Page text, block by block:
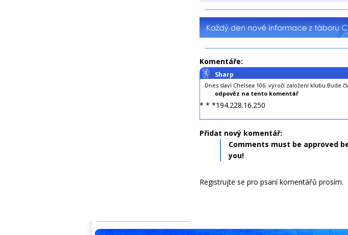
Komentáře:
Sharp
Dnes slaví Chelsea 106. výročí založení klubu.Bude
odpověz na tento komentář
* * *194.228.16.250
Přidat nový komentář:
Comments must be approved
you!
Registrujte se pro psaní komentářů prosím.